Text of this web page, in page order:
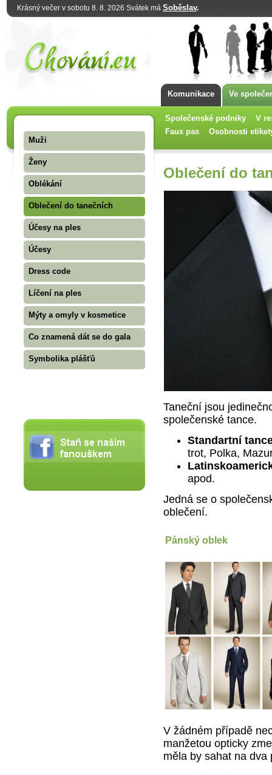
Krásný večer v sobotu 8. 8. 2026 Svátek má Soběslav.
Komunikace Ve
Společenské podniky
V
Faux pas
Osobnosti
Muži
Ženy
Oblékání
Oblečení do tanečních
Účesy na ples
Účesy
Dress code
Líčení na ples
Mýty a omyly v kosmetice
Co znamená dát se do gala
Symbolika plášťů
Oblečení do
Taneční jsou
společenské tance.
Standartní
trot, Polka,
apod.
Jedná se o
oblečení.
Pánský oblek
V žádném případě
manžetou opticky
měla by sahat na dva